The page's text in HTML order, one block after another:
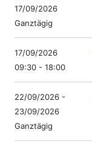
17/09/2026
Ganztägig
17/09/2026
09:30 - 18:00
22/09/2026 -
23/09/2026
Ganztägig